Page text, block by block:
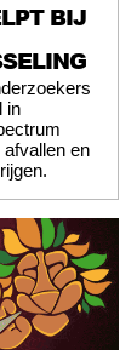
BIJ
in
en